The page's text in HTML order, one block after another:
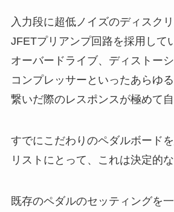
入力段に超低ノイズのディスク
JFETプリアンプ回路を採用して
オーバードライブ、ディストーシ
コンプレッサーといったあらゆ
繋いだ際のレスポンスが極めて自
すでにこだわりのペダルボード
リストにとって、これは決定的
既存のペダルのセッティングを